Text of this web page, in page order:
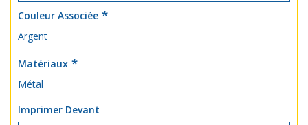
Couleur Associée
Argent
Matériaux
Métal
Imprimer Devant